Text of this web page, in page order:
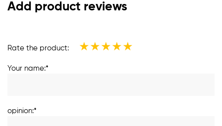
Add product reviews
Rate the product: ★★★★★
Your name:*
opinion:*